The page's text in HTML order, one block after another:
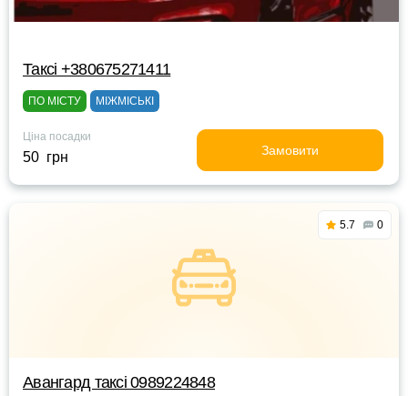
Таксі +380675271411
ПО МІСТУ МІЖМІСЬКІ
Ціна посадки
50 грн Замовити
5.7 0
Авангард таксі 0989224848